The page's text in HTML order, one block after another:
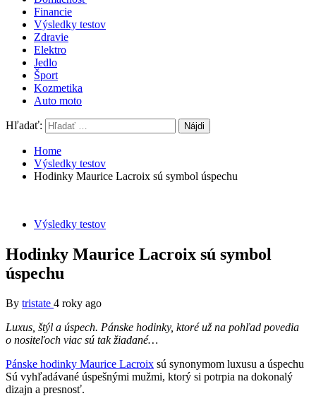
Financie
Výsledky testov
Zdravie
Elektro
Jedlo
Šport
Kozmetika
Auto moto
Hľadať:
Home
Výsledky testov
Hodinky Maurice Lacroix sú symbol úspechu
Výsledky testov
Hodinky Maurice Lacroix sú symbol
úspechu
By tristate 4 roky ago
Luxus, štýl a úspech. Pánske hodinky, ktoré už na pohľad povedia
o nositeľoch viac sú tak žiadané…
Pánske hodinky Maurice Lacroix sú synonymom luxusu a úspechu
Sú vyhľadávané úspešnými mužmi, ktorý si potrpia na dokonalý
dizajn a presnosť.